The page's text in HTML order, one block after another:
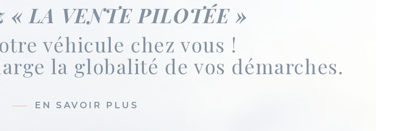
« LA VENTE PILOTÉE »
véhicule chez vous !
la globalité de vos démarches.
EN SAVOIR PLUS